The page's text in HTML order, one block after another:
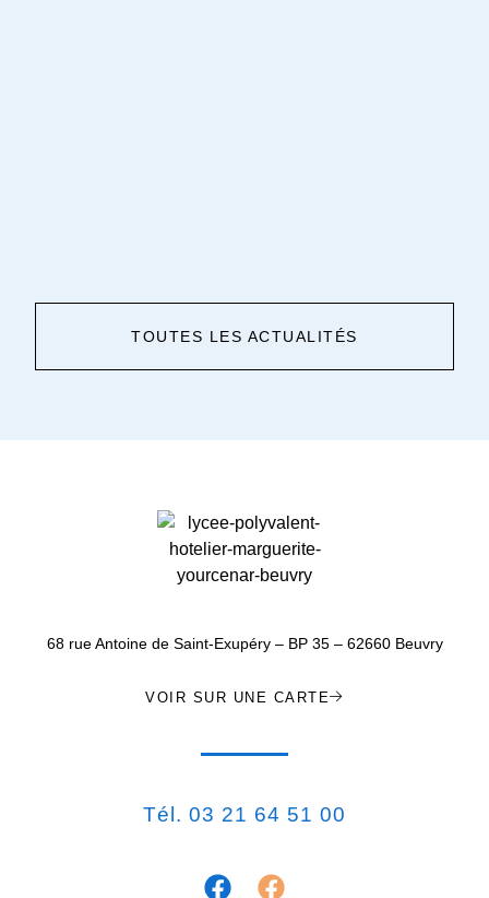
TOUTES LES ACTUALITÉS
68 rue Antoine de Saint-Exupéry – BP 35 – 62660 Beuvry
VOIR SUR UNE CARTE
Tél. 03 21 64 51 00